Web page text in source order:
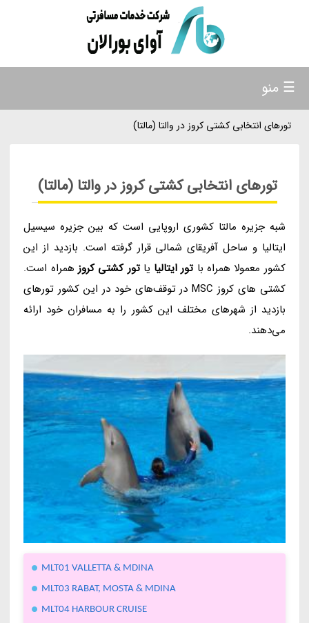
تورهای انتخابی کشتی کروز در والتا (مالتا)
تورهای انتخابی کشتی کروز در والتا (مالتا)
شبه جزیره مالتا کشوری اروپایی است که بین جزیره سیسیل
ایتالیا و ساحل آفریقای شمالی قرار گرفته است. بازدید از این
کشور معمولا همراه با تور ایتالیا یاتور کشتی کروزهمراه است.
کشتی های کروز MSC در توقف‌های خود در این کشور تورهای
بازدید از شهرهای مختلف این کشور را به مسافران خود ارائه
می‌دهند.
MLT01 VALLETTA & MDINA
MLT03 RABAT, MOSTA & MDINA
MLT04 HARBOUR CRUISE
☰ منو